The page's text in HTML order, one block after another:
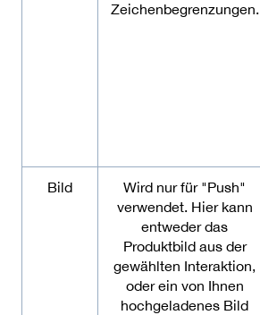
Zeichenbegrenzungen.
Bild
Wird nur für "Push"
verwendet. Hier kann
entweder das
Produktbild aus der
gewählten Interaktion,
oder ein von Ihnen
hochgeladenes Bild